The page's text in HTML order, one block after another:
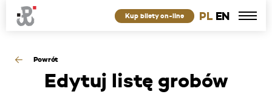
PL EN
Kup bilety on-line
Powrót
Edytuj listę grobów